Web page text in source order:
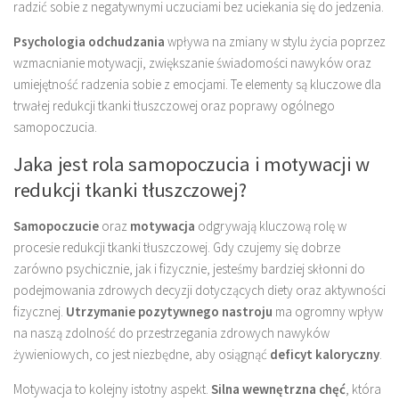
radzić sobie z negatywnymi uczuciami bez uciekania się do jedzenia.
Psychologia odchudzania wpływa na zmiany w stylu życia poprzez
wzmacnianie motywacji, zwiększanie świadomości nawyków oraz
umiejętność radzenia sobie z emocjami. Te elementy są kluczowe dla
trwałej redukcji tkanki tłuszczowej oraz poprawy ogólnego
samopoczucia.
Jaka jest rola samopoczucia i motywacji w
redukcji tkanki tłuszczowej?
Samopoczucie oraz motywacja odgrywają kluczową rolę w
procesie redukcji tkanki tłuszczowej. Gdy czujemy się dobrze
zarówno psychicznie, jak i fizycznie, jesteśmy bardziej skłonni do
podejmowania zdrowych decyzji dotyczących diety oraz aktywności
fizycznej. Utrzymanie pozytywnego nastroju ma ogromny wpływ
na naszą zdolność do przestrzegania zdrowych nawyków
żywieniowych, co jest niezbędne, aby osiągnąć deficyt kaloryczny.
Motywacja to kolejny istotny aspekt. Silna wewnętrzna chęć, która